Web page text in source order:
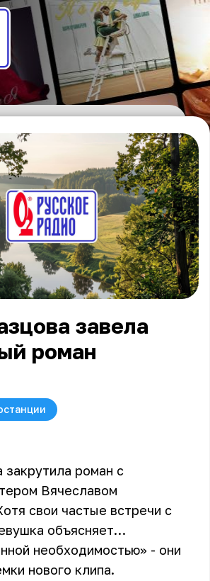
завела
роман
роман с
Вячеславом
свои частые встречи с
объясняет…
необходимостью» - они
нового клипа.